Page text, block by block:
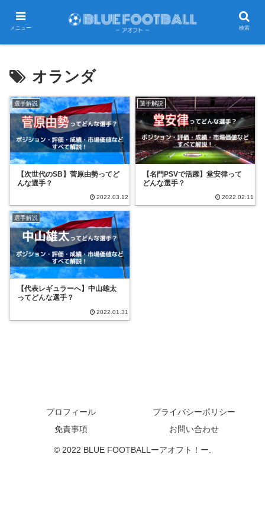
オランダ
選手解説
【次世代のSB】菅原由勢ってど
んな選手？
2022.03.12
選手解説
【名門PSVで活躍】堂安律って
どんな選手？
2022.02.11
選手解説
【代表レギュラーへ】中山雄太
ってどんな選手？
2022.01.31
プロフィール
プライバシーポリシー
免責事項
お問い合わせ
© 2022 BLUE FOOTBALLーアオフト！ー.
メニュー 検索